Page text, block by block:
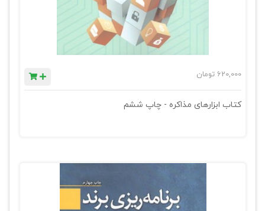
620,000 تومان
کتاب ابزارهای مذاکره - چاپ ششم